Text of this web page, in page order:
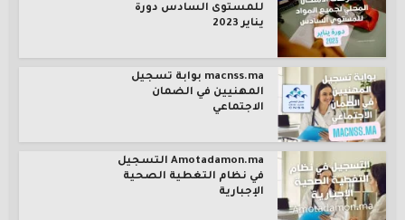
للمستوى السادس دورة
يناير 2023
macnss.ma بوابة تسجيل
المهنيين في الضمان
الاجتماعي
Amotadamon.ma التسجيل
في نظام التغطية الصحية
الإجبارية